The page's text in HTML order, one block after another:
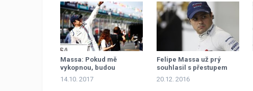
Massa: Pokud mě
vykopnou, budou
mnohem horší
14.10. 2017
Felipe Massa už prý
souhlasil s přestupem
20.12. 2016